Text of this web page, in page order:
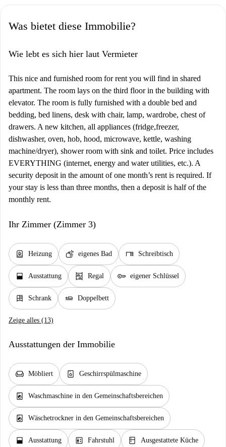
Was bietet diese Immobilie?
Wie lebt es sich hier laut Vermieter
This nice and furnished room for rent you will find in shared
apartment. The room lays on the third floor in the building with
elevator. The room is fully furnished with a double bed and
bedding, bed linens, desk with chair, lamp, wardrobe, chest of
drawers. A new kitchen, all appliances (fridge,freezer,
dishwasher, oven, hob, hood, microwave, kettle, washing
machine/dryer), shower room with sink and toilet. Price includes
EVERYTHING (internet, energy and water utilities, etc.). A
security deposit in the amount of one month’s rent is required. If
your stay is less than three months, then a deposit is half of the
monthly rent.
Ihr Zimmer (Zimmer 3)
water_heater Heizung soap eigenes Bad desk Schreibtisch
window_open Ausstattung shelves Regal key eigener Schlüssel
dresser Schrank airline_seat_flat Doppelbett
Zeige alles (13)
Ausstattungen der Immobilie
chair Möbliert dishwasher_gen Geschirrspülmaschine
local_laundry_service Waschmaschine in den Gemeinschaftsbereichen
local_laundry_service Wäschetrockner in den Gemeinschaftsbereichen
window_open Ausstattung elevator Fahrstuhl kitchen Ausgestattete Küche